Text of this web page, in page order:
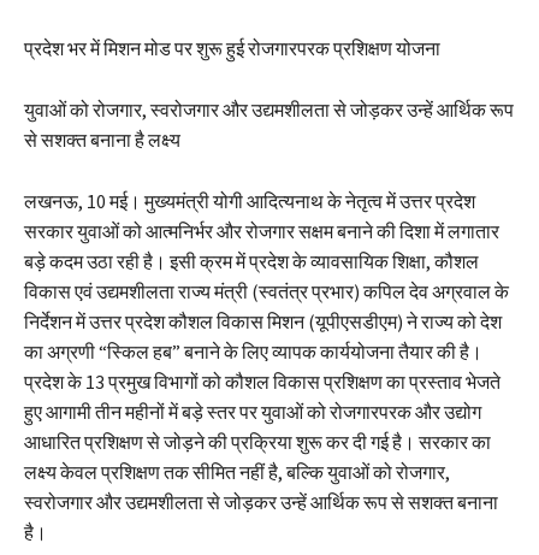
प्रदेश भर में मिशन मोड पर शुरू हुई रोजगारपरक प्रशिक्षण योजना
युवाओं को रोजगार, स्वरोजगार और उद्यमशीलता से जोड़कर उन्हें आर्थिक रूप
से सशक्त बनाना है लक्ष्य
लखनऊ, 10 मई। मुख्यमंत्री योगी आदित्यनाथ के नेतृत्व में उत्तर प्रदेश
सरकार युवाओं को आत्मनिर्भर और रोजगार सक्षम बनाने की दिशा में लगातार
बड़े कदम उठा रही है। इसी क्रम में प्रदेश के व्यावसायिक शिक्षा, कौशल
विकास एवं उद्यमशीलता राज्य मंत्री (स्वतंत्र प्रभार) कपिल देव अग्रवाल के
निर्देशन में उत्तर प्रदेश कौशल विकास मिशन (यूपीएसडीएम) ने राज्य को देश
का अग्रणी “स्किल हब” बनाने के लिए व्यापक कार्ययोजना तैयार की है।
प्रदेश के 13 प्रमुख विभागों को कौशल विकास प्रशिक्षण का प्रस्ताव भेजते
हुए आगामी तीन महीनों में बड़े स्तर पर युवाओं को रोजगारपरक और उद्योग
आधारित प्रशिक्षण से जोड़ने की प्रक्रिया शुरू कर दी गई है। सरकार का
लक्ष्य केवल प्रशिक्षण तक सीमित नहीं है, बल्कि युवाओं को रोजगार,
स्वरोजगार और उद्यमशीलता से जोड़कर उन्हें आर्थिक रूप से सशक्त बनाना
है।